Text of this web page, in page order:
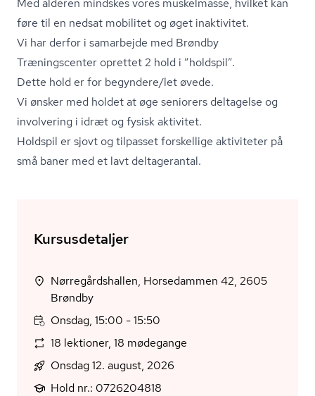
Med alderen mindskes vores muskelmasse, hvilket kan
føre til en nedsat mobilitet og øget inaktivitet.
Vi har derfor i samarbejde med Brøndby
Træningscenter oprettet 2 hold i ”holdspil”.
Dette hold er for begyndere/let øvede.
Vi ønsker med holdet at øge seniorers deltagelse og
involvering i idræt og fysisk aktivitet.
Holdspil er sjovt og tilpasset forskellige aktiviteter på
små baner med et lavt deltagerantal.
Kursusdetaljer
Nørregårdshallen, Horsedammen 42, 2605
Brøndby
Onsdag, 15:00 - 15:50
18 lektioner, 18 mødegange
Onsdag 12. august, 2026
Hold nr.: 0726204818